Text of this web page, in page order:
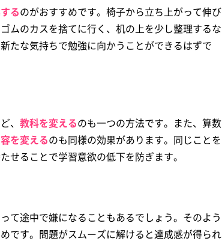
るのがおすすめです。椅子から立ち上がって伸び
ムのカスを捨てに行く、机の上を少し整理するな
たな気持ちで勉強に向かうことができるはずで
、 教科を変えるのも一つの方法です。また、算数
を変えるのも同様の効果があります。同じことを
せることで学習意欲の低下を防ぎます。
て途中で嫌になることもあるでしょう。そのよう
です。問題がスムーズに解けると達成感が得られ